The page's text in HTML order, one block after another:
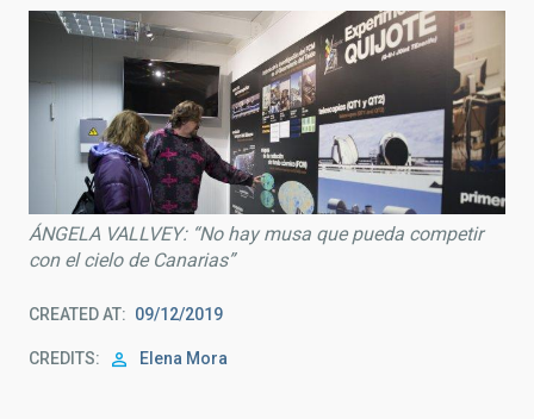
ÁNGELA VALLVEY: “No hay musa que pueda competir
con el cielo de Canarias”
CREATED AT 09/12/2019
CREDITS Elena Mora